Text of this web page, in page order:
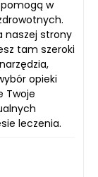
w
naszej strony
tam szeroki
opieki
Twoje
leczenia.